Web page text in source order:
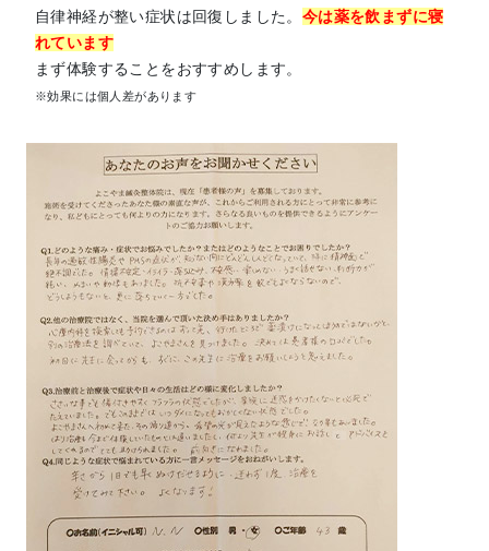
自律神経が整い症状は回復しました。 今は薬を飲まずに寝
れています
まず体験することをおすすめします。
※効果には個人差があります